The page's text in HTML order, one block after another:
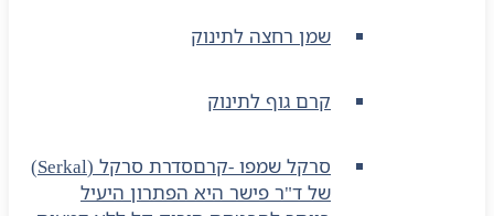
שמן רחצה לתינוק
קרם גוף לתינוק
סרקל שמפו -קרם
סדרת סרקל (Serkal)
של ד"ר פישר היא הפתרון היעיל